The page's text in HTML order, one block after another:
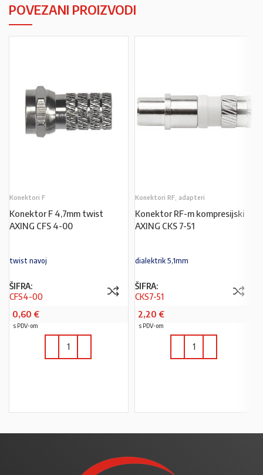
POVEZANI PROIZVODI
Konektori F
Konektor F 4,7mm twist
AXING CFS 4-00
twist navoj
ŠIFRA:
CFS4-00
0,60 €
s PDV-om
Konektori RF, adapteri
Konektor RF-m kompresijski
AXING CKS 7-51
dialektrik 5,1mm
ŠIFRA:
CKS7-51
2,20 €
s PDV-om